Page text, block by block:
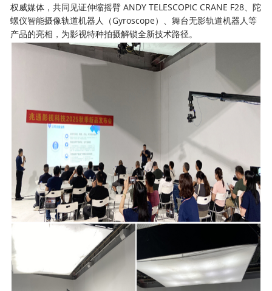
权威媒体，共同见证伸缩摇臂 ANDY TELESCOPIC CRANE F28、陀
螺仪智能摄像轨道机器人（Gyroscope）、舞台无影轨道机器人等
产品的亮相，为影视特种拍摄解锁全新技术路径。